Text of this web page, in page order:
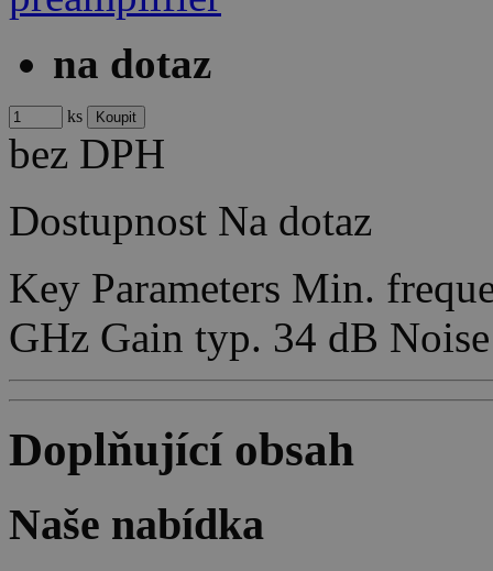
na dotaz
ks
bez DPH
Dostupnost Na dotaz
Key Parameters Min.
GHz Gain typ. 34 dB
Doplňující obsah
Naše nabídka